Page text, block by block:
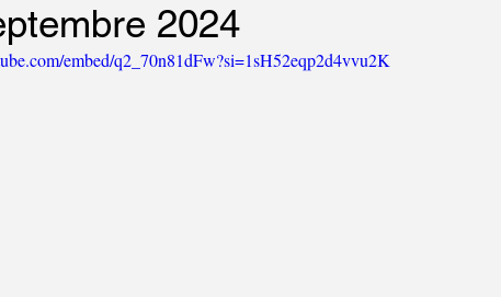
2024
embed/q2_70n81dFw?si=1sH52eqp2d4vvu2K